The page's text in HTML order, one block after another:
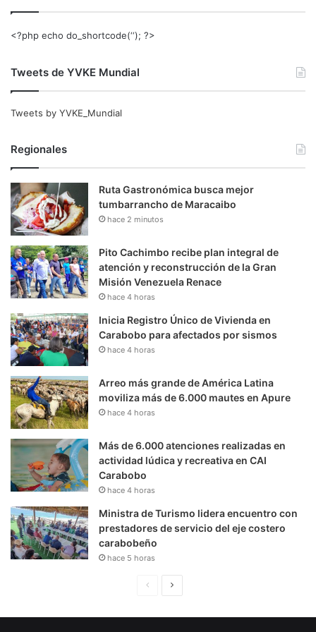
<?php echo do_shortcode(‘‘); ?>
Tweets de YVKE Mundial
Tweets by YVKE_Mundial
Regionales
Ruta Gastronómica busca mejor
tumbarrancho de Maracaibo
hace 2 minutos
Pito Cachimbo recibe plan integral de
atención y reconstrucción de la Gran
Misión Venezuela Renace
hace 4 horas
Inicia Registro Único de Vivienda en
Carabobo para afectados por sismos
hace 4 horas
Arreo más grande de América Latina
moviliza más de 6.000 mautes en Apure
hace 4 horas
Más de 6.000 atenciones realizadas en
actividad lúdica y recreativa en CAI
Carabobo
hace 4 horas
Ministra de Turismo lidera encuentro con
prestadores de servicio del eje costero
carabobeño
hace 5 horas